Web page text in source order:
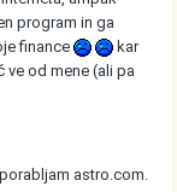
program in ga
finance
kar
ve od mene (ali pa
astro.com.